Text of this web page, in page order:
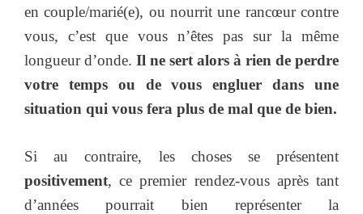
en couple/marié(e), ou nourrit une rancœur contre
vous, c’est que vous n’êtes pas sur la même
longueur d’onde. Il ne sert alors à rien de perdre
votre temps ou de vous engluer dans une
situation qui vous fera plus de mal que de bien.
Si au contraire, les choses se présentent
positivement, ce premier rendez-vous après tant
d’années pourrait bien représenter la